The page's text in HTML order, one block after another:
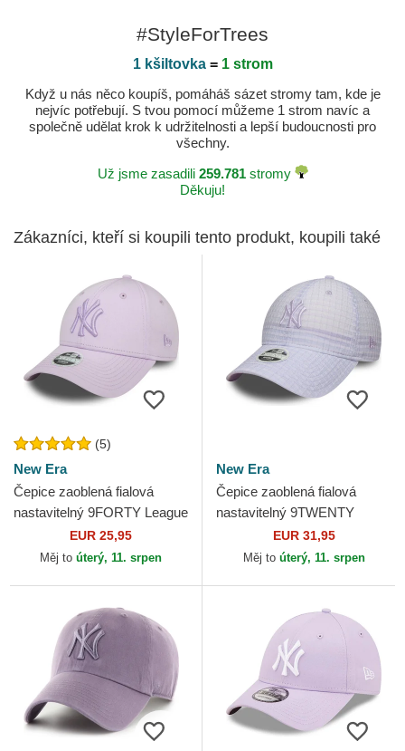
#StyleForTrees
1 kšiltovka= 1 strom
Když u nás něco koupíš, pomáháš sázet stromy tam, kde je
nejvíc potřebují. S tvou pomocí můžeme 1 strom navíc a
společně udělat krok k udržitelnosti a lepší budoucnosti pro
všechny.
Už jsme zasadili 259.781stromy
Děkuju!
Zákazníci, kteří si koupili tento produkt, koupili také
(5)
New Era
Čepice zaoblená fialová
nastavitelný 9FORTY League
Essential New York Yankees
MLB New Era
EUR 25,95
Měj to úterý, 11. srpen
New Era
Čepice zaoblená fialová
nastavitelný 9TWENTY
Seersucker New York
Yankees MLB New Era
EUR 31,95
Měj to úterý, 11. srpen